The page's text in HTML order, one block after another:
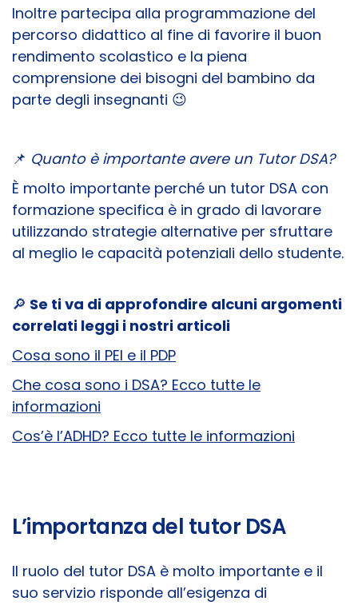
Inoltre partecipa alla programmazione del
percorso didattico al fine di favorire il buon
rendimento scolastico e la piena
comprensione dei bisogni del bambino da
parte degli insegnanti 😉
📌 Quanto è importante avere un Tutor DSA?
È molto importante perché un tutor DSA con
formazione specifica è in grado di lavorare
utilizzando strategie alternative per sfruttare
al meglio le capacità potenziali dello studente.
🔎 Se ti va di approfondire alcuni argomenti
correlati leggi i nostri articoli
Cosa sono il PEI e il PDP
Che cosa sono i DSA? Ecco tutte le
informazioni
Cos’è l’ADHD? Ecco tutte le informazioni
L’importanza del tutor DSA
Il ruolo del tutor DSA è molto importante e il
suo servizio risponde all’esigenza di